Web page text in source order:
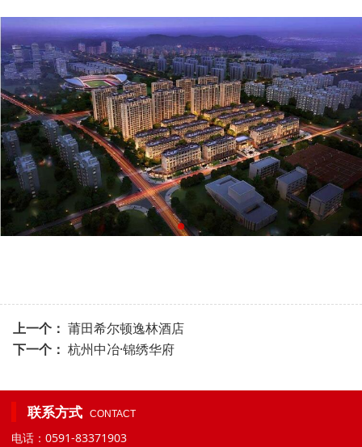
上一个： 莆田希尔顿逸林酒店
下一个： 杭州中冶·锦绣华府
联系方式 CONTACT
电话：0591-83371903